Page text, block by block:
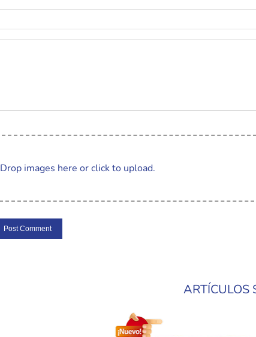
Drop images here or click to upload.
ARTÍCULOS